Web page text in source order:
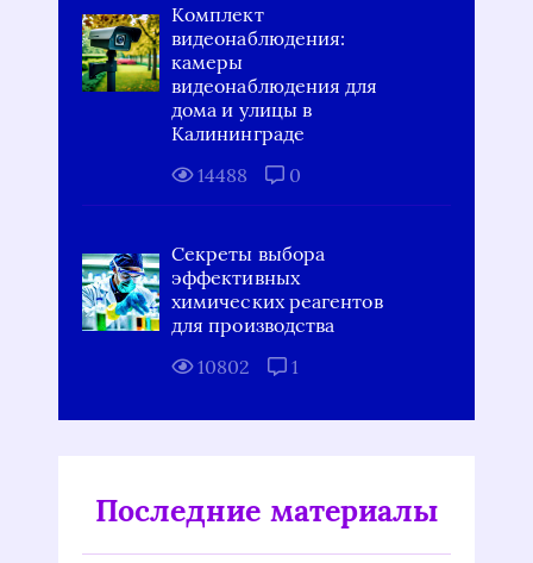
Комплект
видеонаблюдения:
камеры
видеонаблюдения для
дома и улицы в
Калининграде
14488
0
Секреты выбора
эффективных
химических реагентов
для производства
10802
1
Последние материалы